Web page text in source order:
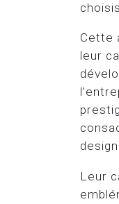
Cette
leur
Leur